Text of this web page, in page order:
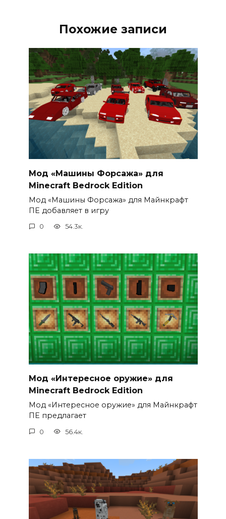
Похожие записи
Мод «Машины Форсажа» для
Minecraft Bedrock Edition
Мод «Машины Форсажа» для Майнкрафт
ПЕ добавляет в игру
0 54.3к.
Мод «Интересное оружие» для
Minecraft Bedrock Edition
Мод «Интересное оружие» для Майнкрафт
ПЕ предлагает
0 56.4к.